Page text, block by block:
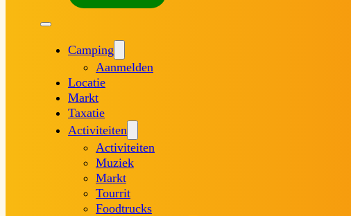
Camping
Aanmelden
Locatie
Markt
Taxatie
Activiteiten
Activiteiten
Muziek
Markt
Tourrit
Foodtrucks